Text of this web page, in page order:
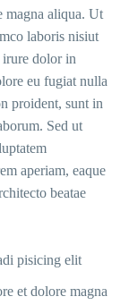
magna aliqua. Ut
laboris nisiut
irure dolor in
eu fugiat nulla
proident, sunt in
Sed ut
aperiam, eaque
beatae
pisicing elit
et dolore magna